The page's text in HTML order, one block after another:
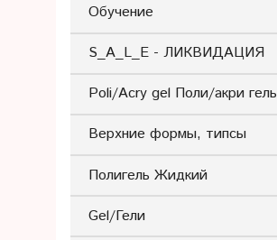
Обучение
S_A_L_E - ЛИКВИДАЦИЯ
Poli/Acry gel Поли/акри гель
Верхние формы, типсы
Полигель Жидкий
Gel/Гели